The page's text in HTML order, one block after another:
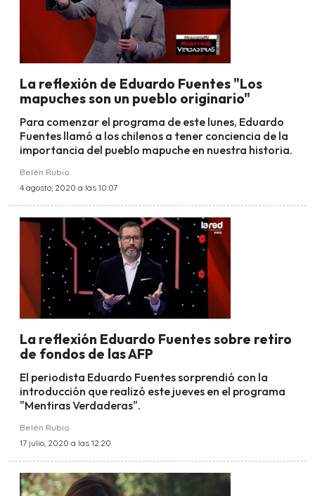
La reflexión de Eduardo Fuentes "Los
mapuches son un pueblo originario"
Para comenzar el programa de este lunes, Eduardo
Fuentes llamó a los chilenos a tener conciencia de la
importancia del pueblo mapuche en nuestra historia.
Belén Rubio
4 agosto, 2020 a las 10:07
La reflexión Eduardo Fuentes sobre retiro
de fondos de las AFP
El periodista Eduardo Fuentes sorprendió con la
introducción que realizó este jueves en el programa
"Mentiras Verdaderas".
Belén Rubio
17 julio, 2020 a las 12:20